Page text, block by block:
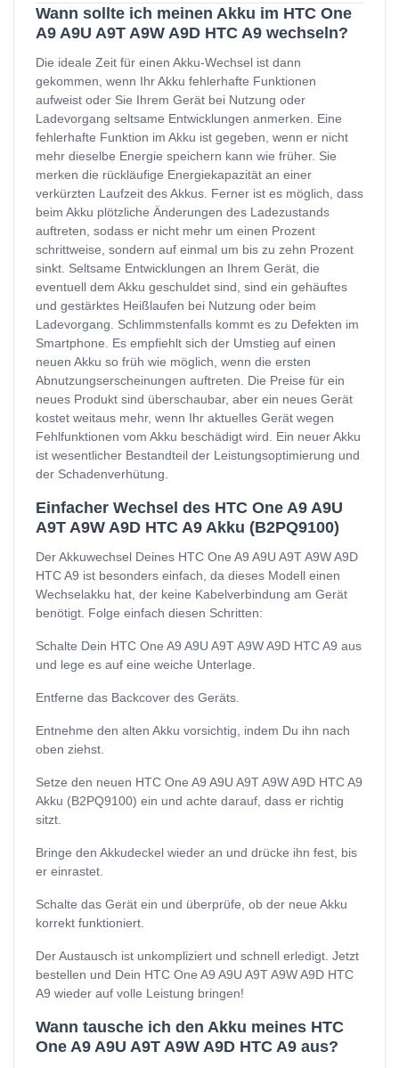
Wann sollte ich meinen Akku im HTC One
A9 A9U A9T A9W A9D HTC A9 wechseln?
Die ideale Zeit für einen Akku-Wechsel ist dann
gekommen, wenn Ihr Akku fehlerhafte Funktionen
aufweist oder Sie Ihrem Gerät bei Nutzung oder
Ladevorgang seltsame Entwicklungen anmerken. Eine
fehlerhafte Funktion im Akku ist gegeben, wenn er nicht
mehr dieselbe Energie speichern kann wie früher. Sie
merken die rückläufige Energiekapazität an einer
verkürzten Laufzeit des Akkus. Ferner ist es möglich, dass
beim Akku plötzliche Änderungen des Ladezustands
auftreten, sodass er nicht mehr um einen Prozent
schrittweise, sondern auf einmal um bis zu zehn Prozent
sinkt. Seltsame Entwicklungen an Ihrem Gerät, die
eventuell dem Akku geschuldet sind, sind ein gehäuftes
und gestärktes Heißlaufen bei Nutzung oder beim
Ladevorgang. Schlimmstenfalls kommt es zu Defekten im
Smartphone. Es empfiehlt sich der Umstieg auf einen
neuen Akku so früh wie möglich, wenn die ersten
Abnutzungserscheinungen auftreten. Die Preise für ein
neues Produkt sind überschaubar, aber ein neues Gerät
kostet weitaus mehr, wenn Ihr aktuelles Gerät wegen
Fehlfunktionen vom Akku beschädigt wird. Ein neuer Akku
ist wesentlicher Bestandteil der Leistungsoptimierung und
der Schadenverhütung.
Einfacher Wechsel des HTC One A9 A9U
A9T A9W A9D HTC A9 Akku (B2PQ9100)
Der Akkuwechsel Deines HTC One A9 A9U A9T A9W A9D
HTC A9 ist besonders einfach, da dieses Modell einen
Wechselakku hat, der keine Kabelverbindung am Gerät
benötigt. Folge einfach diesen Schritten:
Schalte Dein HTC One A9 A9U A9T A9W A9D HTC A9 aus
und lege es auf eine weiche Unterlage.
Entferne das Backcover des Geräts.
Entnehme den alten Akku vorsichtig, indem Du ihn nach
oben ziehst.
Setze den neuen HTC One A9 A9U A9T A9W A9D HTC A9
Akku (B2PQ9100) ein und achte darauf, dass er richtig
sitzt.
Bringe den Akkudeckel wieder an und drücke ihn fest, bis
er einrastet.
Schalte das Gerät ein und überprüfe, ob der neue Akku
korrekt funktioniert.
Der Austausch ist unkompliziert und schnell erledigt. Jetzt
bestellen und Dein HTC One A9 A9U A9T A9W A9D HTC
A9 wieder auf volle Leistung bringen!
Wann tausche ich den Akku meines HTC
One A9 A9U A9T A9W A9D HTC A9 aus?